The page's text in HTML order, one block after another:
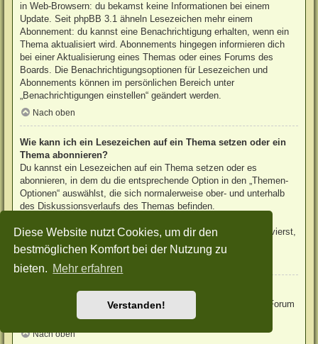
Diese Website nutzt Cookies, um dir den
bestmöglichen Komfort bei der Nutzung zu
bieten. Mehr erfahren
Verstanden!
in Web-Browsern: du bekamst keine Informationen bei einem
Update. Seit phpBB 3.1 ähneln Lesezeichen mehr einem
Abonnement: du kannst eine Benachrichtigung erhalten, wenn ein
Thema aktualisiert wird. Abonnements hingegen informieren dich
bei einer Aktualisierung eines Themas oder eines Forums des
Boards. Die Benachrichtigungsoptionen für Lesezeichen und
Abonnements können im persönlichen Bereich unter
„Benachrichtigungen einstellen“ geändert werden.
Nach oben
Wie kann ich ein Lesezeichen auf ein Thema setzen oder ein
Thema abonnieren?
Du kannst ein Lesezeichen auf ein Thema setzen oder es
abonnieren, in dem du die entsprechende Option in den „Themen-
Optionen“ auswählst, die sich normalerweise ober- und unterhalb
des Diskussionsverlaufs des Themas befinden.
benachrichtigen, sobald eine Antwort geschrieben wurde“ aktivierst,
wird das Thema ebenfalls für dich abonniert.
Nach oben
Wie kann ich ein Forum abonnieren?
Um ein Forum zu abonnieren, verwende im Forum den Link „Forum
abonnieren“, der sich meist am Ende der Seite befindet.
Nach oben